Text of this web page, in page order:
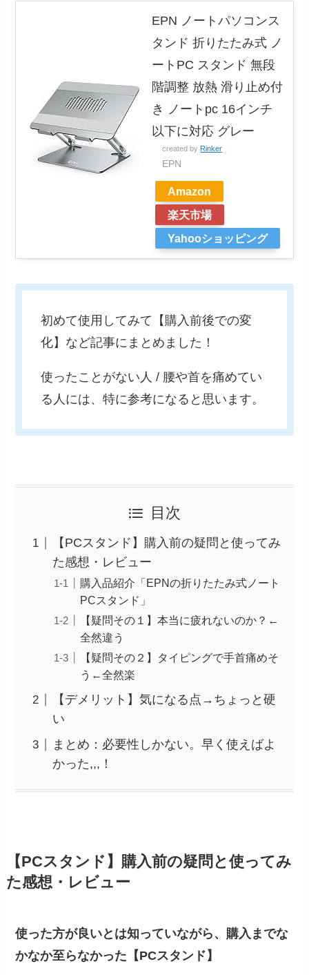
EPN ノートパソコンス
タンド 折りたたみ式 ノ
ートPC スタンド 無段
階調整 放熱 滑り止め付
き ノートpc 16インチ
以下に対応 グレー
created by Rinker
EPN
Amazon
楽天市場
Yahooショッピング
初めて使用してみて【購入前後での変
化】など記事にまとめました！
使ったことがない人 / 腰や首を痛めてい
る人には、特に参考になると思います。
目次
【PCスタンド】購入前の疑問と使ってみ
た感想・レビュー
購入品紹介「EPNの折りたたみ式ノート
PCスタンド」
【疑問その１】本当に疲れないのか？←
全然違う
【疑問その２】タイピングで手首痛めそ
う←全然楽
【デメリット】気になる点→ちょっと硬
い
まとめ：必要性しかない。早く使えばよ
かった,,,！
【PCスタンド】購入前の疑問と使ってみ
た感想・レビュー
使った方が良いとは知っていながら、購入までな
かなか至らなかった【PCスタンド】